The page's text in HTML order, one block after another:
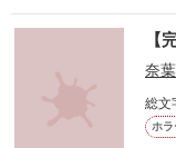
振り向くたびに自分
過去が見える…
ちょっとＳなハルト
甘いけど…ちょっと
苦いそんな二人の
【
奈
総文
ホラ